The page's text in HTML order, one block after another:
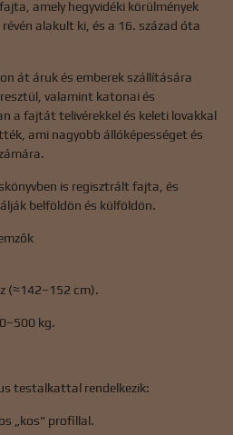
amely hegyvidéki körülmények
alakult ki, és a 16. század óta
át áruk és emberek szállítására
valamint katonai és
a fajtát telivérekkel és keleti lovakkal
ami nagyobb állóképességet és
is regisztrált fajta, és
belföldön és külföldön.
(≈142–152 cm).
kg.
testalkattal rendelkezik:
„kos" profillal.